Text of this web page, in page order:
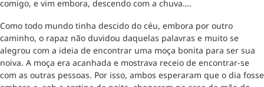
comigo, e vim embora, descendo com a chuva….
Como todo mundo tinha descido do céu, embora por outro
caminho, o rapaz não duvidou daquelas palavras e muito se
alegrou com a ideia de encontrar uma moça bonita para ser sua
noiva. A moça era acanhada e mostrava receio de encontrar-se
com as outras pessoas. Por isso, ambos esperaram que o dia fosse